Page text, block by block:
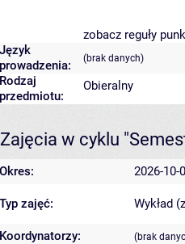
zobacz reguły
Język
prowadzenia:
(brak danych)
Rodzaj
przedmiotu:
Obieralny
Zajęcia w cyklu
Okres: 2026-10-
Typ zajęć: Wykład
Koordynatorzy: (brak